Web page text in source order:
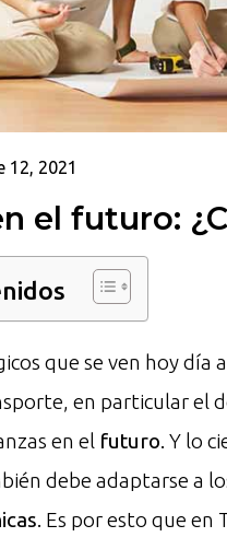
12, 2021
el futuro:
que se ven hoy
en particular el
en el futuro. Y lo
debe adaptarse a
. Es por esto que en